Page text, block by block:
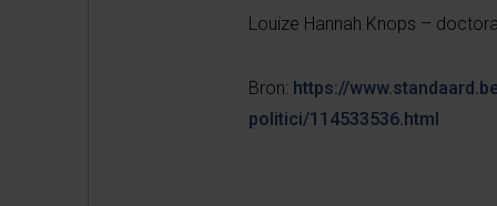
Louize Hannah Knops –
Bron: https://
politici/114533536.html